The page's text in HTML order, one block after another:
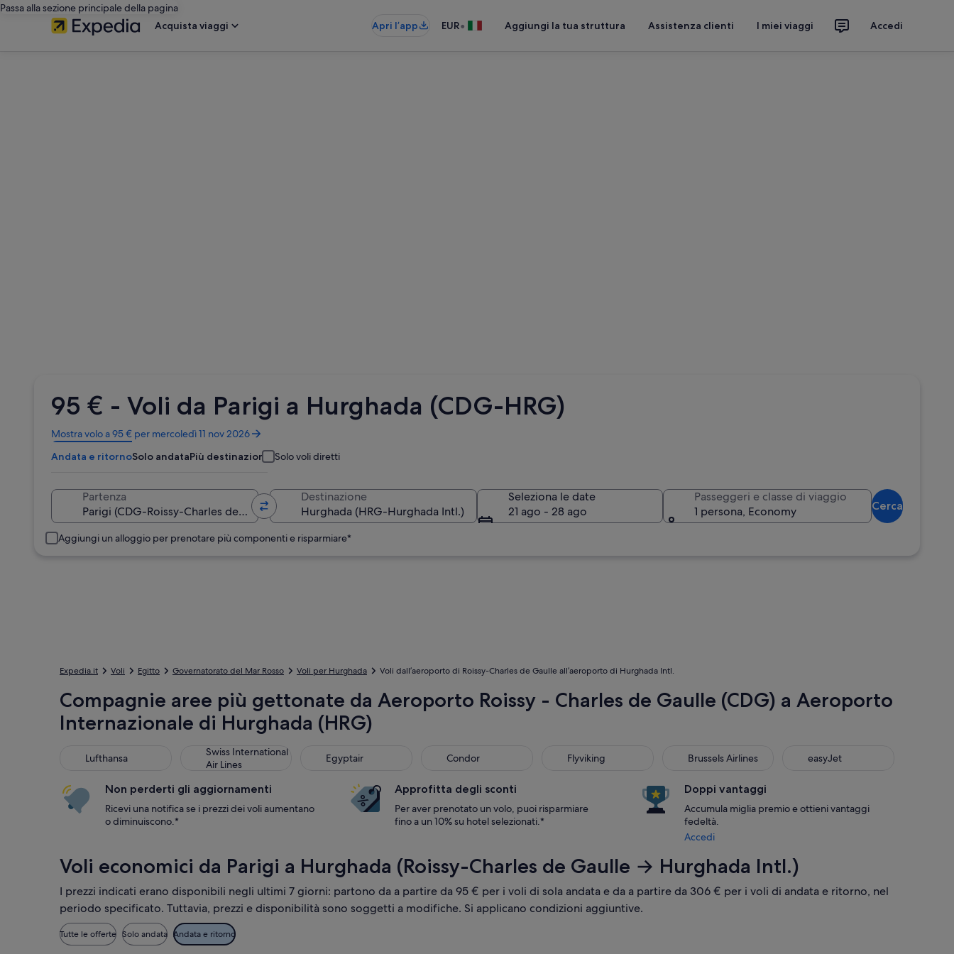
Passa alla sezione principale della pagina
Acquista viaggi
Apri l’app EUR• Aggiungi la tua struttura Assistenza clienti I miei viaggi Accedi
95 € - Voli da Parigi a Hurghada (CDG-HRG)
Mostra volo a 95 € per mercoledì 11 nov 2026
Apertura
in
un’altra
Andata e ritornoSolo andataPiù destinazioni Solo voli diretti
Partenza Destinazione
Seleziona le date
21 ago - 28 ago
Passeggeri e classe di viaggio
1 persona, Economy
Cerca
Aggiungi un alloggio per prenotare più componenti e risparmiare*
Expedia.it Voli Egitto Governatorato del Mar Rosso Voli per Hurghada Voli dall’aeroporto di Roissy-Charles de Gaulle all’aeroporto di Hurghada Intl.
Compagnie aree più gettonate da Aeroporto Roissy - Charles de Gaulle (CDG) a Aeroporto
Internazionale di Hurghada (HRG)
Lufthansa
Lufthansa
Swiss International
Air Lines
Swiss International Air Lines Egyptair
Egyptair Condor
Condor Flyviking
Flyviking Brussels Airlines
Brussels Airlines easyJet
Non perderti gli aggiornamenti
Ricevi una notifica se i prezzi dei voli aumentano
o diminuiscono.*
Approfitta degli sconti
Per aver prenotato un volo, puoi risparmiare
fino a un 10% su hotel selezionati.*
Doppi vantaggi
Accumula miglia premio e ottieni vantaggi
fedeltà.
Accedi
Voli economici da Parigi a Hurghada (Roissy-Charles de Gaulle → Hurghada Intl.)
I prezzi indicati erano disponibili negli ultimi 7 giorni: partono da a partire da 95 € per i voli di sola andata e da a partire da 306 € per i voli di andata e ritorno, nel
periodo specificato. Tuttavia, prezzi e disponibilità sono soggetti a modifiche. Si applicano condizioni aggiuntive.
Tutte le offerte Solo andata Andata e ritorno